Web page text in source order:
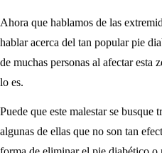
Ahora que hablamos de las
hablar acerca del tan popular pie
de muchas personas al afectar esta
lo es.
Puede que este malestar se busque
algunas de ellas que no son tan